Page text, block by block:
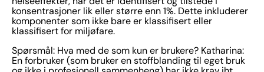
konsentrasjoner lik eller større enn 1%. Dette inkluderer
komponenter som ikke bare er klassifisert eller
klassifisert for miljøfare.
Spørsmål: Hva med de som kun er brukere? Katharina:
En forbruker (som bruker en stoffblanding til eget bruk